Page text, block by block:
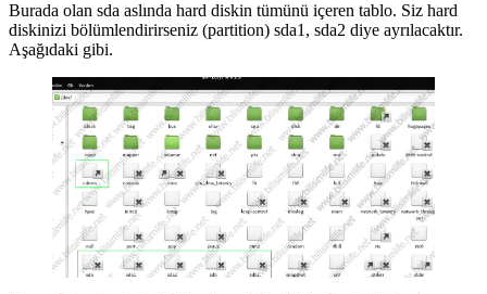
Burada olan sda aslında hard diskin tümünü içeren tablo. Siz hard
diskinizi bölümlendirirseniz (partition) sda1, sda2 diye ayrılacaktır.
Aşağıdaki gibi.